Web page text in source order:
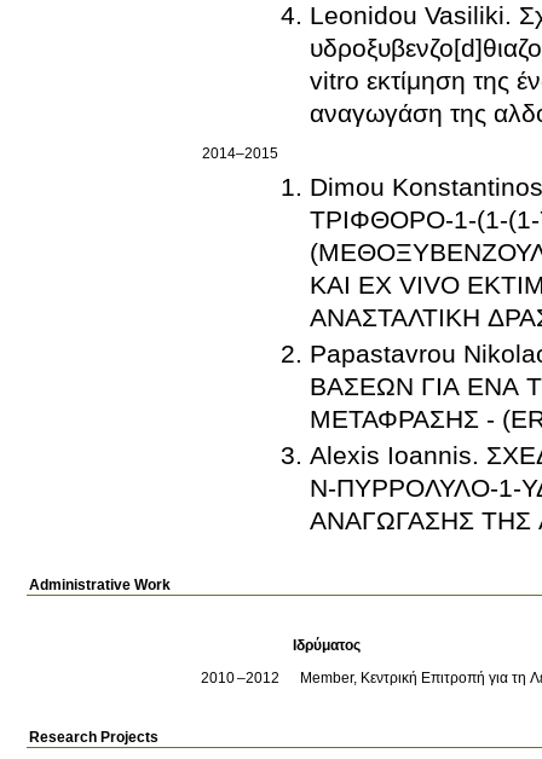
Leonidou Vasiliki.
vitro εκτίμηση της
αναγωγάση της
2014–2015
Dimou
ΤΡΙΦΘΟΡΟ-1-(1-
ΚΑΙ ΕΧ VIVO
ΑΝΑΣΤΑΛΤΙΚΗ
Papastavrou
ΒΑΣΕΩΝ ΓΙΑ ΕΝΑ
ΜΕΤΑΦΡΑΣΗΣ -
Alexis Ioannis.
Ν-ΠΥΡΡΟΛΥΛΟ-1-
ΑΝΑΓΩΓΑΣΗΣ ΤΗΣ
Administrative Work
Ιδρύματος
2010
2012 Member, Κεντρική Επιτροπή για τη
Research Projects